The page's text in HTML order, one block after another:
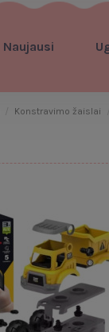
Naujausi
Konstravimo žaislai